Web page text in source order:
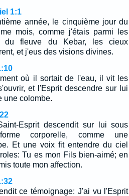
1:1
année, le cinquième jour du
mois, comme j'étais parmi les
du fleuve du Kebar, les cieux
et j'eus des visions divines.
où il sortait de l'eau, il vit les
et l'Esprit descendre sur lui
une colombe.
Esprit descendit sur lui sous
corporelle, comme une
Et une voix fit entendre du ciel
Tu es mon Fils bien-aimé; en
toute mon affection.
ce témoignage: J'ai vu l'Esprit